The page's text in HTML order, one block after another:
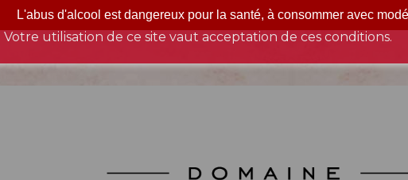
ans, livraison en France métropolitaine exclusivement, et
Votre utilisation de ce site vaut acceptation de ces conditions.
L'abus d'alcool est dangereux pour la santé, à consommer avec